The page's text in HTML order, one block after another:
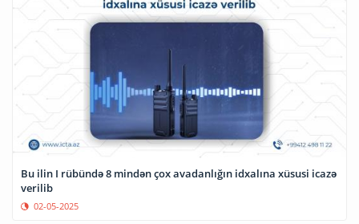
Bu ilin I rübündə 8 mindən çox avadanlığın idxalına xüsusi icazə
verilib
02-05-2025